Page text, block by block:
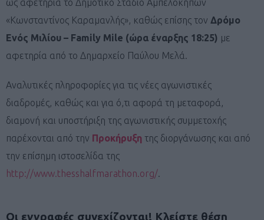
ως αφετηρία το Δημοτικό Στάδιο Αμπελοκήπων
«Κωνσταντίνος Καραμανλής», καθώς επίσης τον Δρόμο
Ενός Μιλίου – Family Mile (ώρα έναρξης 18:25) με
αφετηρία από το Δημαρχείο Παύλου Μελά.
Αναλυτικές πληροφορίες για τις νέες αγωνιστικές
διαδρομές, καθώς και για ό,τι αφορά τη μεταφορά,
διαμονή και υποστήριξη της αγωνιστικής συμμετοχής
παρέχονται από την Προκήρυξη της διοργάνωσης και από
την επίσημη ιστοσελίδα της
http://www.thesshalfmarathon.org/.
Οι εγγραφές συνεχίζονται! Κλείστε θέση